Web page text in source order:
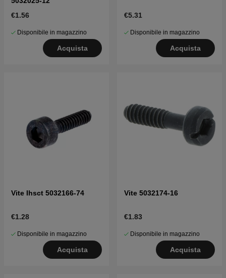
€1.56
Disponibile in magazzino
Acquista
€5.31
Disponibile in magazzino
Acquista
Vite Ihsct 5032166-74
€1.28
Disponibile in magazzino
Acquista
Vite 5032174-16
€1.83
Disponibile in magazzino
Acquista